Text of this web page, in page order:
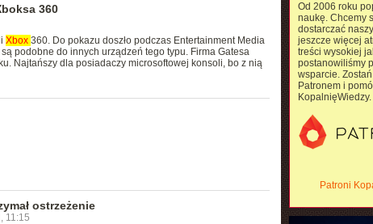
360
Xbox 360. Do pokazu doszło podczas Entertainment Media
podobne do innych urządzeń tego typu. Firma Gatesa
Najtańszy dla posiadaczy microsoftowej konsoli, bo z nią
ostrzeżenie
11:15
Od 2006 roku
naukę. Chcemy
dostarczać
jeszcze więcej
treści wysokiej
postanowiliśmy
wsparcie.
Patronem i
KopalnięWiedzy.
Patroni